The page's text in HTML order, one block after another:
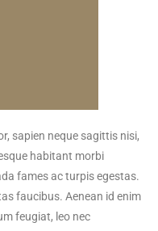
sapien neque sagittis nisi,
habitant morbi
fames ac turpis egestas.
faucibus. Aenean id enim
feugiat, leo nec